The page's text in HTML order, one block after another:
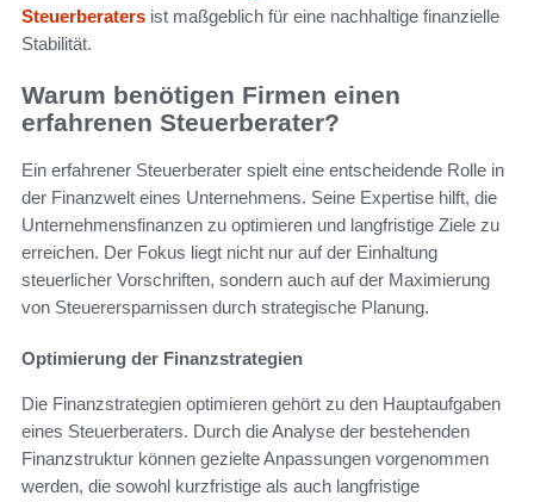
Steuerberaters ist maßgeblich für eine nachhaltige finanzielle
Stabilität.
Warum benötigen Firmen einen
erfahrenen Steuerberater?
Ein erfahrener Steuerberater spielt eine entscheidende Rolle in
der Finanzwelt eines Unternehmens. Seine Expertise hilft, die
Unternehmensfinanzen zu optimieren und langfristige Ziele zu
erreichen. Der Fokus liegt nicht nur auf der Einhaltung
steuerlicher Vorschriften, sondern auch auf der Maximierung
von Steuerersparnissen durch strategische Planung.
Optimierung der Finanzstrategien
Die Finanzstrategien optimieren gehört zu den Hauptaufgaben
eines Steuerberaters. Durch die Analyse der bestehenden
Finanzstruktur können gezielte Anpassungen vorgenommen
werden, die sowohl kurzfristige als auch langfristige